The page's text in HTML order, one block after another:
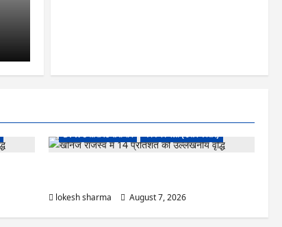
DPR छत्तीसगढ समाचार कांकेर जिला (उत्तर बस्तर)
lokesh sharma
August 7, 2026